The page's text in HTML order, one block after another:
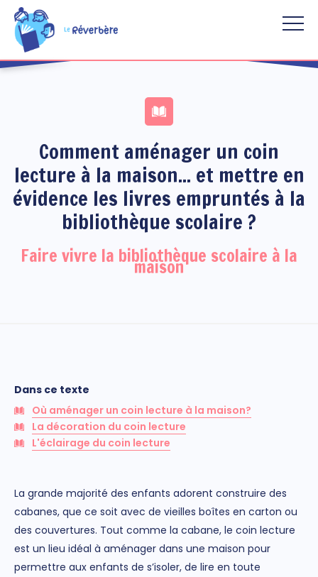
Aller au contenu principal
Comment aménager un coin
lecture à la maison... et mettre en
évidence les livres empruntés à la
bibliothèque scolaire ?
Faire vivre la bibliothèque scolaire à la
maison
Dans ce texte
Où aménager un coin lecture à la maison?
La décoration du coin lecture
L'éclairage du coin lecture
La grande majorité des enfants adorent construire des
cabanes, que ce soit avec de vieilles boîtes en carton ou
des couvertures. Tout comme la cabane, le coin lecture
est un lieu idéal à aménager dans une maison pour
permettre aux enfants de s’isoler, de lire en toute